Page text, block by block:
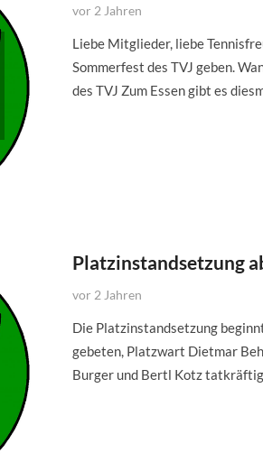
vor 2 Jahren
Liebe Mitglieder, liebe
Sommerfest des TVJ geben.
des TVJ Zum Essen gibt es
Platzinstandsetzung
vor 2 Jahren
Die Platzinstandsetzung
gebeten, Platzwart Dietmar
Burger und Bertl Kotz